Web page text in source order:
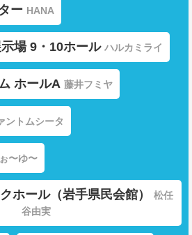
ー HANA
場 9・10ホール ハルカミライ
ホールA 藤井フミヤ
ントムシータ
〜ゆ〜
ホール（岩手県民会館）
松任
谷由実